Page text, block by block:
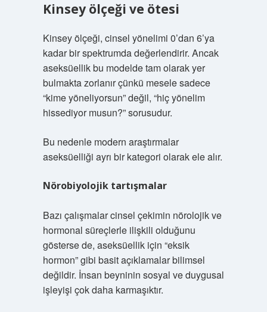
Kinsey ölçeği ve ötesi
Kinsey ölçeği, cinsel yönelimi 0’dan 6’ya
kadar bir spektrumda değerlendirir. Ancak
aseksüellik bu modelde tam olarak yer
bulmakta zorlanır çünkü mesele sadece
“kime yöneliyorsun” değil, “hiç yönelim
hissediyor musun?” sorusudur.
Bu nedenle modern araştırmalar
aseksüelliği ayrı bir kategori olarak ele alır.
Nörobiyolojik tartışmalar
Bazı çalışmalar cinsel çekimin nörolojik ve
hormonal süreçlerle ilişkili olduğunu
gösterse de, aseksüellik için “eksik
hormon” gibi basit açıklamalar bilimsel
değildir. İnsan beyninin sosyal ve duygusal
işleyişi çok daha karmaşıktır.